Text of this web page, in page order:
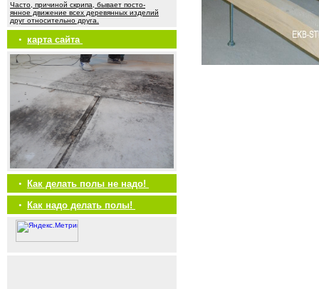
Часто, причиной скрипа, бывает посто-
янное движение всех деревянных изделий
друг относительно друга.
• карта сайта
•
Как делать полы не надо!
•
Как надо делать полы!